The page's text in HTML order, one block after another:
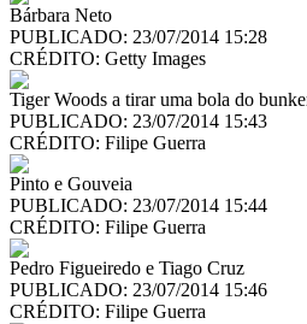
Bárbara Neto
PUBLICADO: 23/07/2014 15:28
CRÉDITO: Getty Images
Tiger Woods a tirar uma bola do
PUBLICADO: 23/07/2014 15:43
CRÉDITO: Filipe Guerra
Pinto e Gouveia
PUBLICADO: 23/07/2014 15:44
CRÉDITO: Filipe Guerra
Pedro Figueiredo e Tiago Cruz
PUBLICADO: 23/07/2014 15:46
CRÉDITO: Filipe Guerra